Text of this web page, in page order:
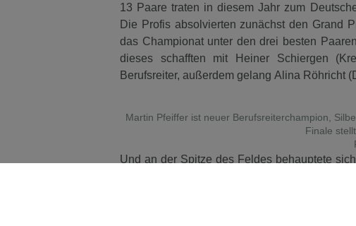
13 Paare traten in diesem Jahr zum
Die Profis absolvierten zunächst den Grand
das Championat unter den drei besten
dieses schafften mit Heiner Schiergen
Berufsreiter, außerdem gelang Alina Röhricht
Martin Pfeiffer ist neuer Berufsreiterchampion,
Finale
Und an der Spitze des Feldes behauptete